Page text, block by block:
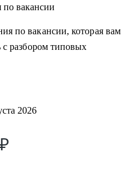
Тренировка собеседования по вакансии
по вакансии, которая вам
с разбором типовых
2026
₽